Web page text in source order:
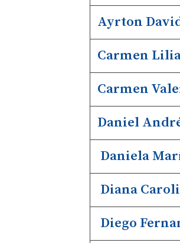
Ayrton
Carmen
Carmen
Daniel
Daniela
Diana
Diego